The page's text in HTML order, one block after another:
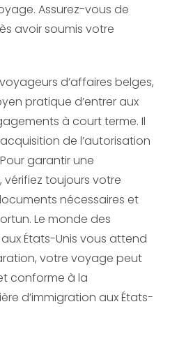
Assurez-vous de
avoir soumis votre
d’affaires belges,
pratique d’entrer aux
à court terme. Il
de l’autorisation
garantir une
toujours votre
nécessaires et
Le monde des
États-Unis vous attend
votre voyage peut
conforme à la
d’immigration aux États-